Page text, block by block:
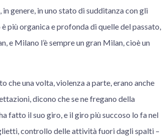
genere, in uno stato di sudditanza con gli
più organica e profonda di quelle del passato,
e Milano l’è sempre un gran Milan, cioè un
una volta, violenza a parte, erano anche
dicono che se ne fregano della
fatto il suo giro, e il giro più succoso lo fa nel
controllo delle attività fuori dagli spalti –